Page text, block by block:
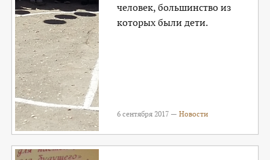
человек, большинство из
которых были дети.
6 сентября 2017 —Новости